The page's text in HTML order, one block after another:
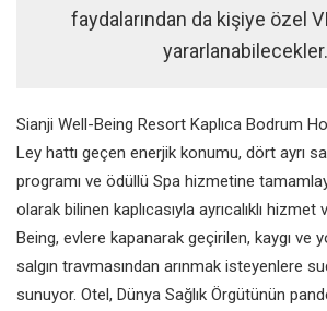
faydalarından da kişiye özel
yararlanabilecekler.
Sianji Well-Being Resort Kaplıca Bodrum
Ley hattı geçen enerjik konumu, dört ayrı
programı ve ödüllü Spa hizmetine
olarak bilinen kaplıcasıyla ayrıcalıklı hizmet
Being, evlere kapanarak geçirilen, kaygı ve
salgın travmasından arınmak isteyenlere
sunuyor. Otel, Dünya Sağlık Örgütünün